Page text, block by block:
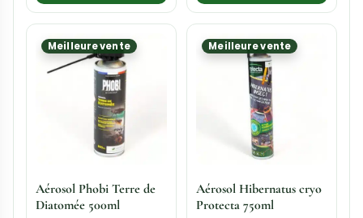
Insecticide concentré
Aurouze 250ml
39,00€–80,00€
Choix des options
Répulsif anti moustiques
Moskito Guard Textile
13,00€
Ajouter au panier
Meilleure vente Meilleure vente